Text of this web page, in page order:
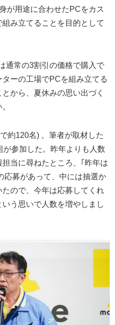
が用途に合わせたPCをカス
み立てることを目的として
通常の3割引の価格で購入で
ーの工場でPCを組み立てる
から、夏休みの思い出づく
約120名) 。筆者が取材した
参加した。昨年よりも人数
当に尋ねたところ、｢昨年は
応募があって、中には抽選か
ので、今年は応募してくれ
う思いで人数を増やしまし